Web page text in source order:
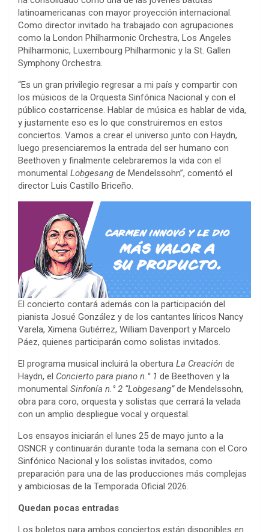
latinoamericanas con mayor proyección internacional.
Como director invitado ha trabajado con agrupaciones
como la London Philharmonic Orchestra, Los Angeles
Philharmonic, Luxembourg Philharmonic y la St. Gallen
Symphony Orchestra.
“Es un gran privilegio regresar a mi país y compartir con
los músicos de la Orquesta Sinfónica Nacional y con el
público costarricense. Hablar de música es hablar de vida,
y justamente eso es lo que construiremos en estos
conciertos. Vamos a crear el universo junto con Haydn,
luego presenciaremos la entrada del ser humano con
Beethoven y finalmente celebraremos la vida con el
monumental Lobgesang de Mendelssohn”, comentó el
director Luis Castillo Briceño.
El concierto contará además con la participación del
pianista Josué González y de los cantantes líricos Nancy
Varela, Ximena Gutiérrez, William Davenport y Marcelo
Páez, quienes participarán como solistas invitados.
El programa musical incluirá la obertura La Creación de
Haydn, el Concierto para piano n.° 1 de Beethoven y la
monumental Sinfonía n.° 2 “Lobgesang”de Mendelssohn,
obra para coro, orquesta y solistas que cerrará la velada
con un amplio despliegue vocal y orquestal.
Los ensayos iniciarán el lunes 25 de mayo junto a la
OSNCR y continuarán durante toda la semana con el Coro
Sinfónico Nacional y los solistas invitados, como
preparación para una de las producciones más complejas
y ambiciosas de la Temporada Oficial 2026.
Quedan pocas entradas